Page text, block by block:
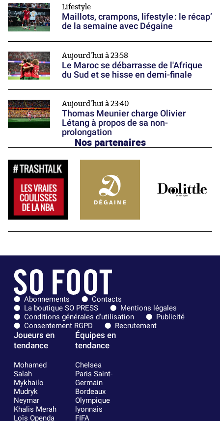
Lifestyle
Maillots, crampons, lifestyle : le récap’
de la semaine avec Dégaine
Aujourd'hui à 23:58
Le Maroc se débarrasse de l'Afrique
du Sud et se hisse en demi-finale
Aujourd'hui à 23:40
Thomas Meunier charge Olivier
Létang à propos de sa non-
prolongation
Nos partenaires
Abonnements
Contacts
La boutique SO PRESS
Mentions légales
Conditions générales d'utilisation
Publicité
Consentement RGPD
Recrutement
Joueurs en
tendance
Mohamed
Salah
Mykhailo
Mudryk
Neymar
Khalis Merah
Loïs Openda
Équipes en
tendance
Chelsea
Paris Saint-
Germain
Bordeaux
Olympique
lyonnais
FIFA